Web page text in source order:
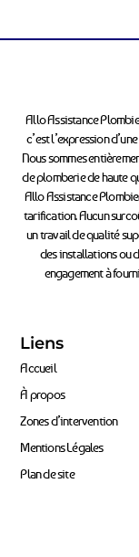
Allo Assistance
c’est l’expression
Nous sommes
de plomberie de haute
Allo Assistance
tarification. Aucun
un travail de qualité
des installations ou
engagement à
Liens
Accueil
À propos
Zones d’intervention
Mentions Légales
Plan de site